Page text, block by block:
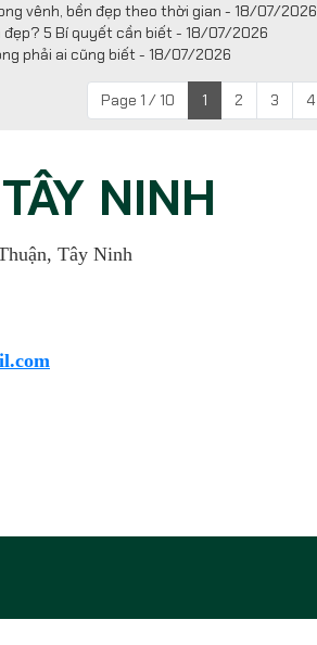
vênh, bền đẹp theo thời gian - 18/07/2026
đẹp? 5 Bí quyết cần biết - 18/07/2026
phải ai cũng biết - 18/07/2026
Page 1 / 10 1 2 3 4
NINH
Tây Ninh